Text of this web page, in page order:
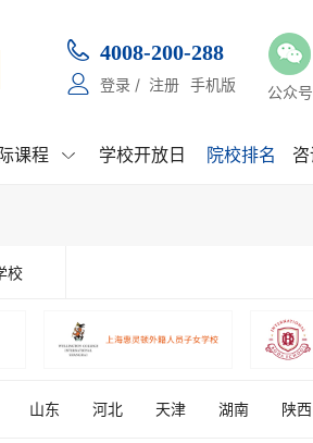
 4008-200-288
 登录 / 注册 手机版 公众号
课程  学校开放日 院校排名
校
山东 河北 天津 湖南 陕西